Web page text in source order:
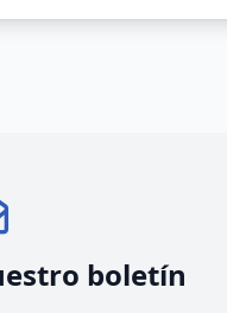
boletín